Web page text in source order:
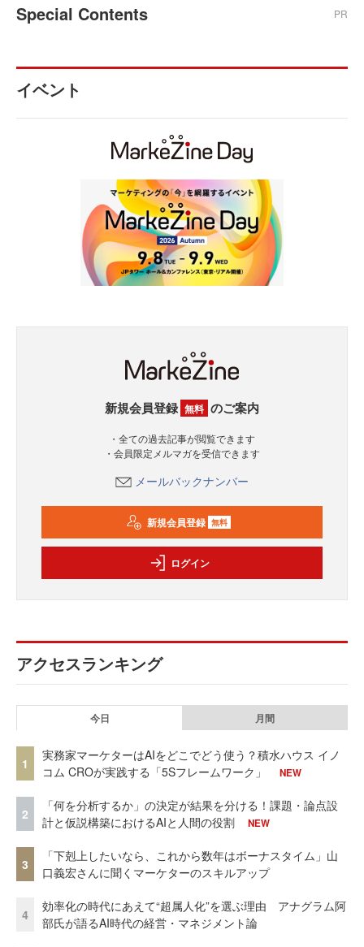
Special Contents PR
イベント
新規会員登録 無料 のご案内
・全ての過去記事が閲覧できます
・会員限定メルマガを受信できます
メールバックナンバー
新規会員登録 無料
ログイン
アクセスランキング
今日 月間
1
実務家マーケターはAIをどこでどう使う？積水ハウス イノ
コム CROが実践する「5Sフレームワーク」
NEW
2
「何を分析するか」の決定が結果を分ける！課題・論点設
計と仮説構築におけるAIと人間の役割
NEW
3
「下剋上したいなら、これから数年はボーナスタイム」山
口義宏さんに聞くマーケターのスキルアップ
4
効率化の時代にあえて“超属人化”を選ぶ理由 アナグラム阿
部氏が語るAI時代の経営・マネジメント論